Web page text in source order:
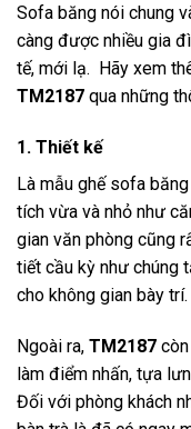
Sofa băng nói chung
càng được nhiều gia
tế, mới lạ. Hãy xem
TM2187 qua những
1. Thiết kế
Là mẫu ghế sofa băng
tích vừa và nhỏ như
gian văn phòng cũng
tiết cầu kỳ như chúng
cho không gian bày
Ngoài ra, TM2187
làm điểm nhấn, tựa
Đối với phòng khách